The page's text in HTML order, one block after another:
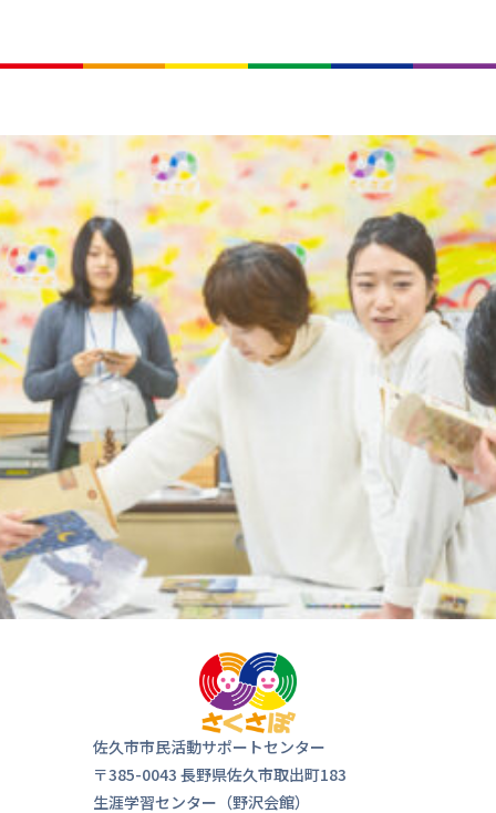
佐久市市民活動サポートセンター
〒385-0043 長野県佐久市取出町183
生涯学習センター（野沢会館）